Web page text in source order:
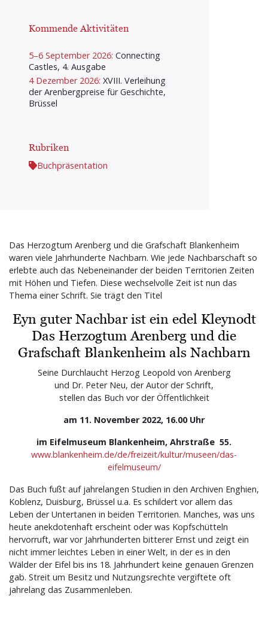
Kommende Aktivitäten
5–6 September 2026: Connecting
Castles, 4. Ausgabe
4 Dezember 2026: XVIII. Verleihung
der Arenbergpreise für Geschichte,
Brüssel
Rubriken
Buchpräsentation
Das Herzogtum Arenberg und die Grafschaft Blankenheim
waren viele Jahrhunderte Nachbarn. Wie jede Nachbarschaft so
erlebte auch das Nebeneinander der beiden Territorien Zeiten
mit Höhen und Tiefen. Diese wechselvolle Zeit ist nun das
Thema einer Schrift. Sie trägt den Titel
Eyn guter Nachbar ist ein edel Kleynodt
Das Herzogtum Arenberg und die
Grafschaft Blankenheim als Nachbarn
Seine Durchlaucht Herzog Leopold von Arenberg
und Dr. Peter Neu, der Autor der Schrift,
stellen das Buch vor der Öffentlichkeit
am 11. November 2022, 16.00 Uhr
im Eifelmuseum Blankenheim, Ahrstraße 55.
www.blankenheim.de/de/freizeit/kultur/museen/das-
eifelmuseum/
Das Buch fußt auf jahrelangen Studien in den Archiven Enghien,
Koblenz, Duisburg, Brüssel u.a. Es schildert vor allem das
Leben der Untertanen in beiden Territorien. Manches, was uns
heute anekdotenhaft erscheint oder was Kopfschütteln
hervorruft, war vor Jahrhunderten bitterer Ernst und zeigt ein
nicht immer leichtes Leben in einer Welt, in der es in den
Wälder der Eifel bis ins 18. Jahrhundert keine genauen Grenzen
gab. Streit um Besitz und Nutzungsrechte vergiftete oft
jahrelang das Zusammenleben.